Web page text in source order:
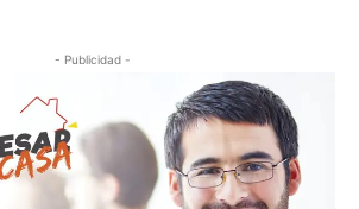
- Publicidad -